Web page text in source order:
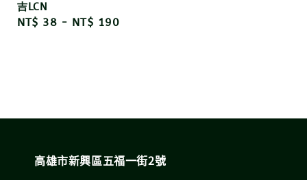
吉LCN
Regular
NT$ 38 - NT$ 190
高雄市新興區五福一街2號